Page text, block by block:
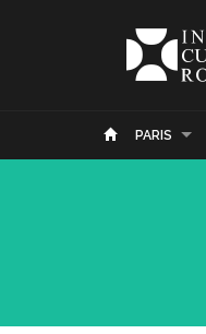
PARIS